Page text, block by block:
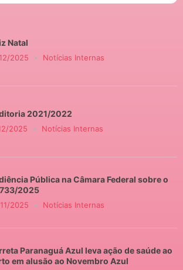
Natal
2025 Notícias Internas
2021/2022
2025 Notícias Internas
Pública na Câmara Federal sobre o
733/2025
2025 Notícias Internas
Paranaguá Azul leva ação de saúde ao
em alusão ao Novembro Azul